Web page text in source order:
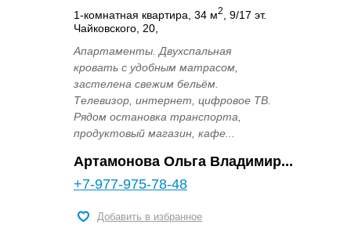
1-комнатная квартира, 34 м2
, 9/17 эт.
Чайковского, 20,
Апартаменты. Двухспальная
кровать с удобным матрасом,
застелена свежим бельём.
Телевизор, интернет, цифровое ТВ.
Рядом остановка транспорта,
продуктовый магазин, кафе...
Артамонова Ольга Владимир...
+7-977-975-78-48
Добавить в избранное